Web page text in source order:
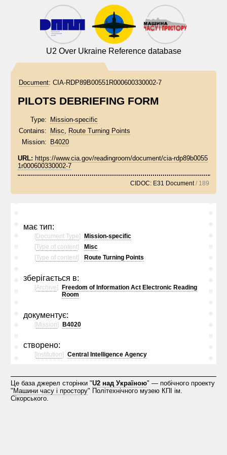
U2 Over Ukraine Reference database
Document: CIA-RDP89B00551R000600330002-7
PILOTS DEBRIEFING FORM
Type:
Mission-specific
Contains:
Misc, Route Turning Points
Mission:
B4020
URL: https://www.cia.gov/readingroom/document/cia-rdp89b0055
1r000600330002-7
CIDOC: E31 Document/ 189
має тип:
[Document Type]
Mission-specific
[Type of content]
Misc
[Type of content] Route Turning Points
зберігається в:
[Archive]
Freedom of Information Act Electronic Reading
Room
документує:
[Mission] B4020
створено:
[ Institution] Central Intelligence Agency
Це база джерел сторінки "U2 над Україною" — побічного проекту
" Машини часу і простору" Політехнічного музею КПІ ім.
Сікорського.